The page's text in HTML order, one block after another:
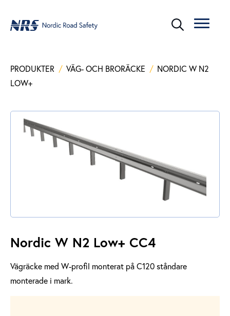
PRODUKTER / VÄG- OCH BRORÄCKE / NORDIC W N2
LOW+
Nordic W N2 Low+ CC4
Vägräcke med W-profil monterat på C120 ståndare
monterade i mark.